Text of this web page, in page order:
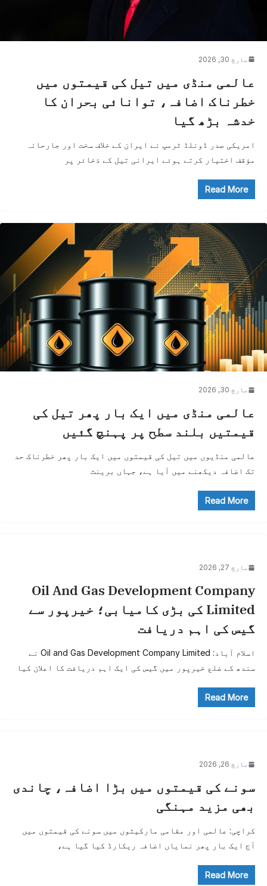
مارچ 30, 2026
عالمی منڈی میں تیل کی قیمتوں میں
خطرناک اضافہ، توانائی بحران کا
خدشہ بڑھ گیا
امریکی صدر ڈونلڈ ٹرمپ نے ایران کے خلاف سخت اور جارحانہ
مؤقف اختیار کرتے ہوئے ایرانی تیل کے ذخائر پر
Read More
مارچ 30, 2026
عالمی منڈی میں ایک بار پھر تیل کی
قیمتیں بلند سطح پر پہنچ گئیں
عالمی منڈیوں میں تیل کی قیمتوں میں ایک بار پھر خطرناک حد
تک اضافہ دیکھنے میں آیا ہے، جہاں برینٹ
Read More
مارچ 27, 2026
Oil And Gas Development Company
Limited کی بڑی کامیابی؛ خیرپور سے
گیس کی اہم دریافت
اسلام آباد: Oil and Gas Development Company Limited نے
سندھ کے ضلع خیرپور میں گیس کی ایک اہم دریافت کا اعلان کیا
Read More
مارچ 26, 2026
سونے کی قیمتوں میں بڑا اضافہ، چاندی
بھی مزید مہنگی
کراچی: عالمی اور مقامی مارکیٹوں میں سونے کی قیمتوں میں
آج ایک بار پھر نمایاں اضافہ ریکارڈ کیا گیا ہے،
Read More